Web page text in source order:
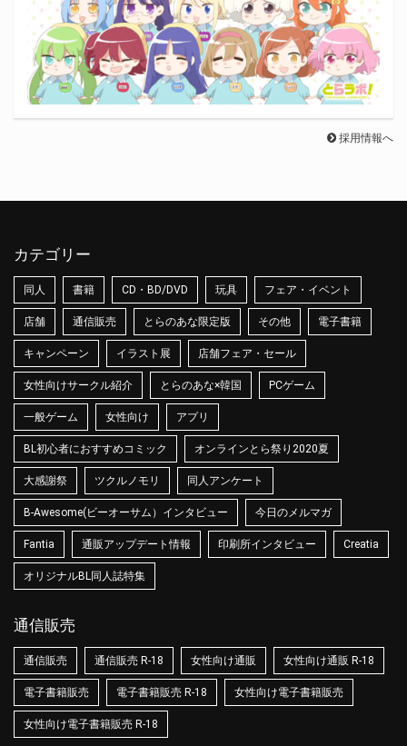
採用情報へ
カテゴリー
同人 書籍 CD・BD/DVD 玩具 フェア・イベント
店舗 通信販売 とらのあな限定版 その他 電子書籍
キャンペーン イラスト展 店舗フェア・セール
女性向けサークル紹介 とらのあな×韓国 PCゲーム
一般ゲーム 女性向け アプリ
BL初心者におすすめコミック オンラインとら祭り2020夏
大感謝祭 ツクルノモリ 同人アンケート
B-Awesome(ビーオーサム）インタビュー 今日のメルマガ
Fantia 通販アップデート情報 印刷所インタビュー Creatia
オリジナルBL同人誌特集
通信販売
通信販売 通信販売 R-18 女性向け通販 女性向け通販 R-18
電子書籍販売 電子書籍販売 R-18 女性向け電子書籍販売
女性向け電子書籍販売 R-18